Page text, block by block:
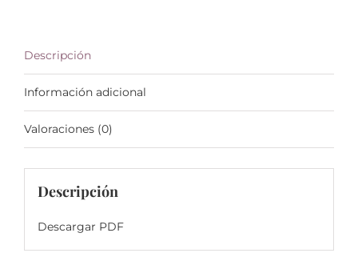
Descripción
Información adicional
Valoraciones (0)
Descripción
Descargar PDF